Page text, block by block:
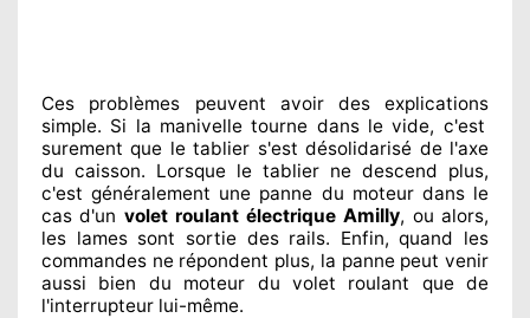
Ces problèmes
peuvent avoir des explications
simple. Si la manivelle tourne dans le vide, c'est
surement que le tablier s'est désolidarisé de l'axe
du caisson. Lorsque le tablier ne descend plus,
c'est généralement une panne du moteur dans le
cas d'un volet roulant électriqueAmilly, ou alors,
les lames sont sortiedes rails. Enfin, quand les
commandes ne répondent plus, la panne peut venir
aussi bien du moteur du volet roulant que de
l'interrupteur lui-même.